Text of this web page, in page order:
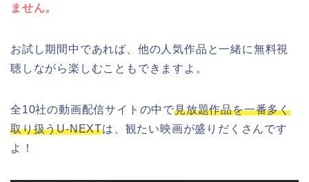
ません。
お試し期間中であれば、他の人気作品と一緒に無料視
聴しながら楽しむこともできますよ。
全10社の動画配信サイトの中で見放題作品を一番多く
取り扱うU-NEXTは、観たい映画が盛りだくさんです
よ！